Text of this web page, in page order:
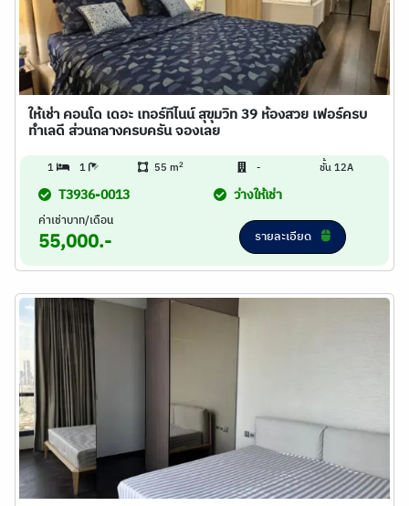
ให้เช่า คอนโด เดอะ เทอร์ทีไนน์ สุขุมวิท 39 ห้องสวย เฟอร์ครบ
ทำเลดี ส่วนกลางครบครัน จองเลย
1 1 55 m2 - ชั้น 12A
T3936-0013 ว่างให้เช่า
ค่าเช่าบาท/เดือน
55,000.- รายละเอียด